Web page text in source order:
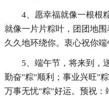
4、愿幸福就像一根根
就像一片片粽叶，团团地
久久地环绕你。衷心祝你
5、端午节，将来到，
勤奋"粽"顺利；事业兴旺"
万事无忧"粽"好运。预祝：